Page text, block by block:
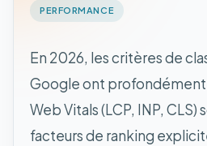
PERFORMANCE
En 2026, les critères de
Google ont profondément
Web Vitals (LCP, INP, CLS)
facteurs de ranking